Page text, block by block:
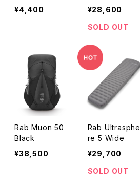
¥4,400
ダークピュータ
¥28,600
SOLD OUT
Rab Muon 50
Black
¥38,500
Rab Ultrasphe
re 5 Wide
¥29,700
SOLD OUT